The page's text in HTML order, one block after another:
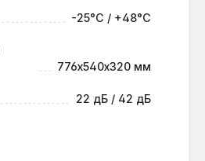
-25°С / +48°С
776х540х320 мм
22 дБ / 42 дБ